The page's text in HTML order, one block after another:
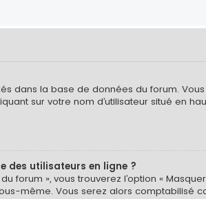
dans la base de données du forum.
sur votre nom d’utilisateur situé en
des utilisateurs en ligne ?
forum », vous trouverez l’option «
même. Vous serez alors comptabilisé